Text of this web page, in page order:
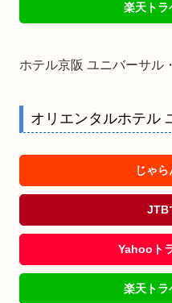
楽天トラ
ホテル京阪 ユニバーサル
オリエンタルホテル
じゃ
JTB
Yahooト
楽天トラ